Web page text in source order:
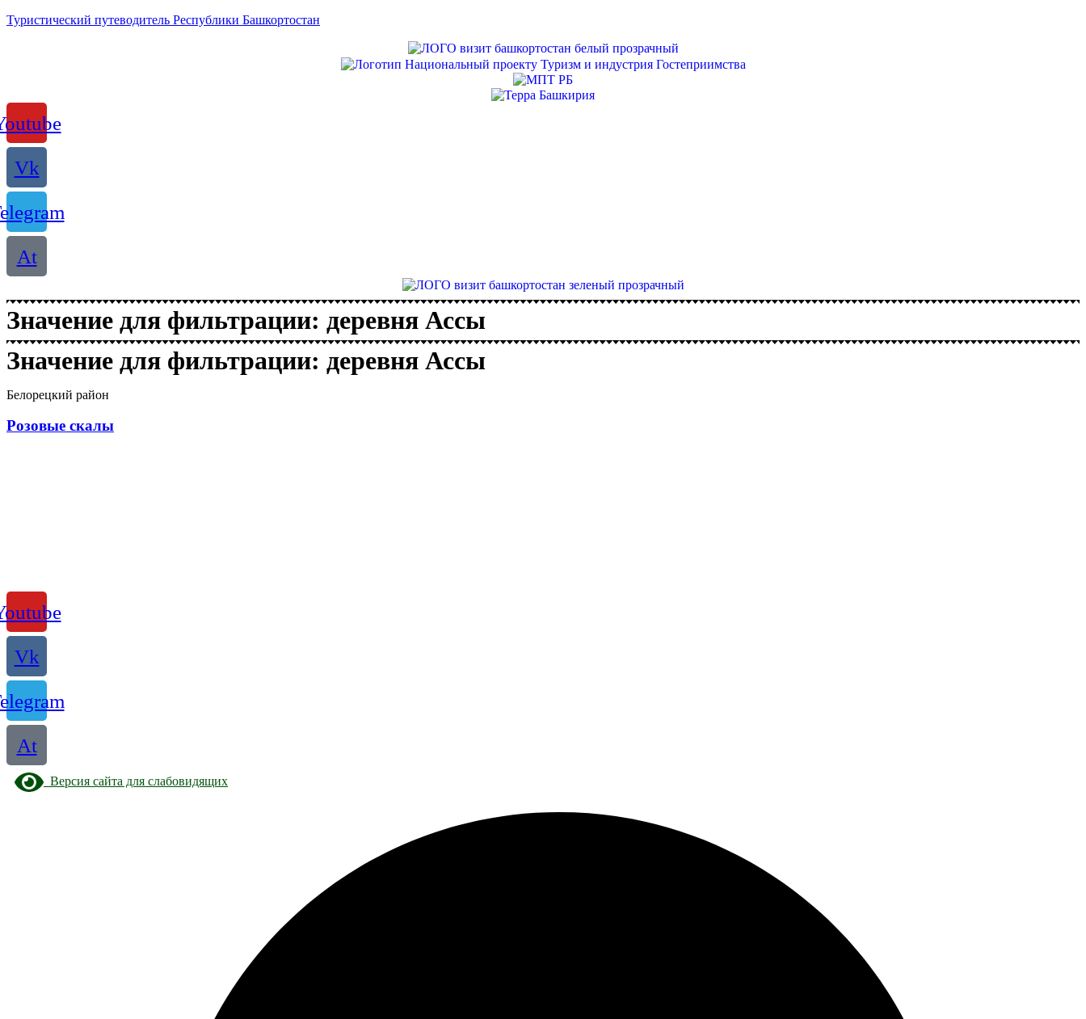
Туристический путеводитель Республики Башкортостан
Vk
At
Значение для фильтрации: деревня Ассы
Значение для фильтрации: деревня Ассы
Белорецкий район
Розовые скалы
Vk
At
Версия сайта для слабовидящих